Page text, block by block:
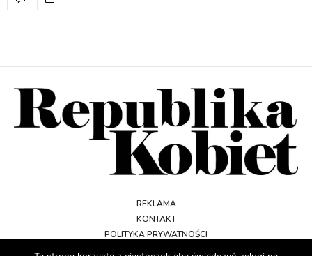
REKLAMA
KONTAKT
POLITYKA PRYWATNOŚCI